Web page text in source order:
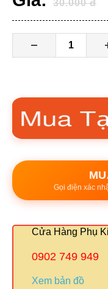
30.000đ
Gọi điện xác
Cửa Hàng Phụ
0902 749 949
Xem bản đồ